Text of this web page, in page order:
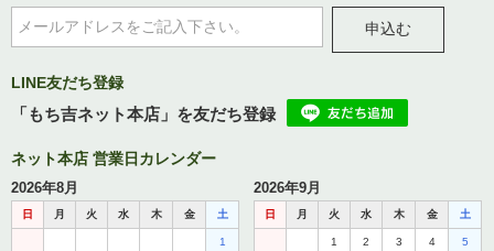
申込む
LINE友だち登録
「もち吉ネット本店」を友だち登録
ネット本店 営業日カレンダー
2026年8月
日 月 火 水 木 金 土
1
2026年9月
日 月 火 水 木 金 土
1 2 3 4 5